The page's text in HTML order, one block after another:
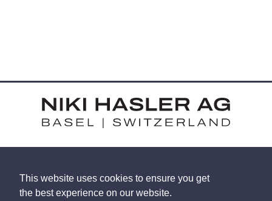
This website uses cookies to ensure you get
the best experience on our website.
HARDSTRASSE 15 - CH-4052 BASEL